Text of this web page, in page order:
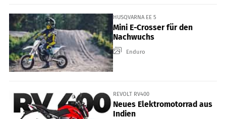
HUSQVARNA EE 5
Mini E-Crosser für den
Nachwuchs
Enduro
REVOLT RV400
Neues Elektromotorrad aus
Indien